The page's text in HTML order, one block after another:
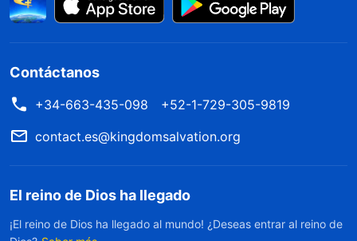
Contáctanos
+34-663-435-098
+52-1-729-305-9819
contact.es@kingdomsalvation.org
El reino de Dios ha llegado
¡El reino de Dios ha llegado al mundo! ¿Deseas entrar al reino de